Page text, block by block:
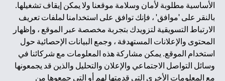
الأساسية مطلوبة لأمان وسلامة موقعنا ولا يمكن إيقاف تشغيلها.
بالنقر على 'موافق' ، فإنك توافق على استخدامنا لملفات تعريف
الارتباط التسويقية لتزويدك بتجربة مخصصة عبر الموقع ، وإظهار
المحتوى والإعلانات المستهدفة ، وجمع البيانات الإحصائية حول
استخدام الموقع. يمكن مشاركة هذه المعلومات مع شركائنا في
وسائل التواصل الاجتماعي والإعلان والتحليل والذين قد يجمعونها
مع المعلومات الأخرى التي قدمتها لهم أو التي جمعوها من
سيتي بنك إن. إيه. الإمارات مسجل لدى مصرف الإمارات المركزي تحت
أرقام التراخيص 202563 لفرع الوصل في دبي، 531989 لفرع مول
الإمارات في دبي، وCN-1002019لفرع أبوظبي. هاتف: 4000 311 04.
فرع سيتي بنك إن إيه - الإمارات العربية المتحدة مرخص من مصرف
الإمارات العربية المتحدة المركزي كفرع لبنك أجنبي.
سيتي بنك إن إيه الإمارات العربية المتحدة مرخص من هيئة الأوراق المالية
والسلع في الإمارات العربية المتحدة ("SCA") للقيام بالنشاط المالي لـ أ)